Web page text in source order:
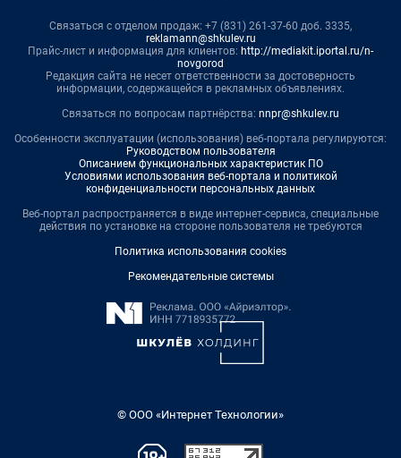
Связаться с отделом продаж: +7 (831) 261-37-60 доб. 3335,
reklamann@shkulev.ru
Прайс-лист и информация для клиентов: http://mediakit.iportal.ru/n-
novgorod
Редакция сайта не несет ответственности за достоверность
информации, содержащейся в рекламных объявлениях.
Связаться по вопросам партнёрства: nnpr@shkulev.ru
Особенности эксплуатации (использования) веб-портала регулируются:
Руководством пользователя
Описанием функциональных характеристик ПО
Условиями использования веб-портала и политикой
конфиденциальности персональных данных
Веб-портал распространяется в виде интернет-сервиса, специальные
действия по установке на стороне пользователя не требуются
Политика использования cookies
Рекомендательные системы
© ООО «Интернет Технологии»